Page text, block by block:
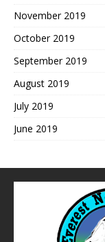
November 2019
October 2019
September 2019
August 2019
July 2019
June 2019